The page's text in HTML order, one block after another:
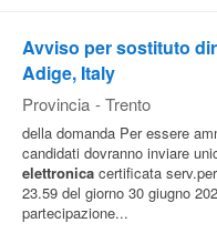
Avviso per sostituto
Adige, Italy
Provincia - Trento
della domanda Per essere
candidati dovranno inviare
elettronica certificata
23.59 del giorno 30 giugno
partecipazione...